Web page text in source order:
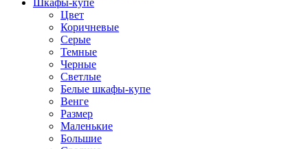
Шкафы-купе
Цвет
Коричневые
Серые
Темные
Черные
Светлые
Белые шкафы-купе
Венге
Размер
Маленькие
Большие